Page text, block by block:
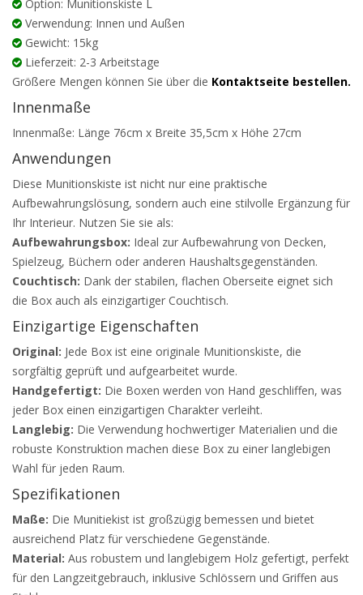
Option: Munitionskiste L
Verwendung: Innen und Außen
Gewicht: 15kg
Lieferzeit: 2-3 Arbeitstage
Größere Mengen können Sie über die Kontaktseite bestellen.
Innenmaße
Innenmaße: Länge 76cm x Breite 35,5cm x Höhe 27cm
Anwendungen
Diese Munitionskiste ist nicht nur eine praktische
Aufbewahrungslösung, sondern auch eine stilvolle Ergänzung für
Ihr Interieur. Nutzen Sie sie als:
Aufbewahrungsbox: Ideal zur Aufbewahrung von Decken,
Spielzeug, Büchern oder anderen Haushaltsgegenständen.
Couchtisch: Dank der stabilen, flachen Oberseite eignet sich
die Box auch als einzigartiger Couchtisch.
Einzigartige Eigenschaften
Original: Jede Box ist eine originale Munitionskiste, die
sorgfältig geprüft und aufgearbeitet wurde.
Handgefertigt: Die Boxen werden von Hand geschliffen, was
jeder Box einen einzigartigen Charakter verleiht.
Langlebig: Die Verwendung hochwertiger Materialien und die
robuste Konstruktion machen diese Box zu einer langlebigen
Wahl für jeden Raum.
Spezifikationen
Maße: Die Munitiekist ist großzügig bemessen und bietet
ausreichend Platz für verschiedene Gegenstände.
Material: Aus robustem und langlebigem Holz gefertigt, perfekt
für den Langzeitgebrauch, inklusive Schlössern und Griffen aus